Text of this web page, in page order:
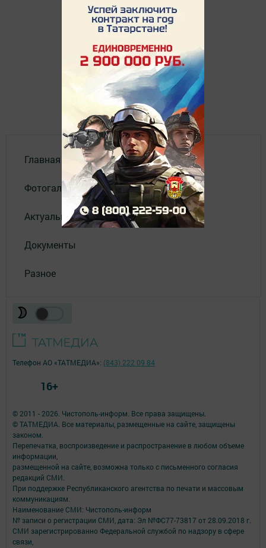
Главная
Фотогалереи
Актуальное видео
Документы
Разное
© 2011 - 2026. Чистополь-информ. Все права защищены.
© ТАТМЕДИА. Все материалы, размещенные на сайте, защищены
законом.
Перепечатка, воспроизведение и распространение в любом объеме
информации,
размещенной на сайте, возможна только с письменного согласия
редакций СМИ.
При поддержке Республиканского агентства по печати и массовым
коммуникациям.
Наименование СМИ: Чистополь-информ
№ записи о регистрации СМИ, дата: Эл №ФС77-73817 от 28.09.2018 г.
СМИ зарегистрированно Федеральной службой по надзору в сфере
связи,
Телефон АО «ТАТМЕДИА»: (843) 222 09 84
16+